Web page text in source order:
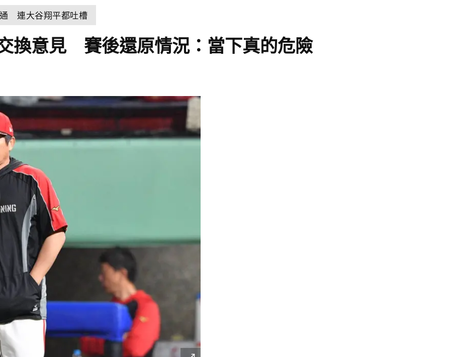
通 連大谷翔平都吐槽
換意見 賽後還原情況：當下真的危險